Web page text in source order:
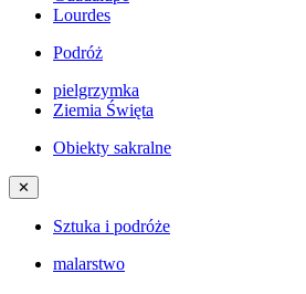
Lourdes
Podróż
pielgrzymka
Ziemia Święta
Obiekty sakralne
✕
Sztuka i podróże
malarstwo